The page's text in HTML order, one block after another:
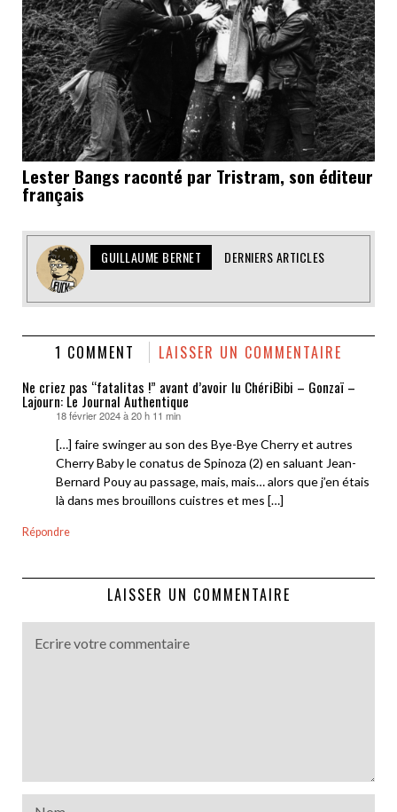
Lester Bangs raconté par Tristram, son éditeur
français
GUILLAUME BERNET DERNIERS ARTICLES
1 COMMENT LAISSER UN COMMENTAIRE
Ne criez pas “fatalitas !” avant d’avoir lu ChériBibi – Gonzaï –
Lajourn: Le Journal Authentique
18 février 2024 à 20 h 11 min
[…] faire swinger au son des Bye-Bye Cherry et autres
Cherry Baby le conatus de Spinoza (2) en saluant Jean-
Bernard Pouy au passage, mais, mais… alors que j’en étais
là dans mes brouillons cuistres et mes […]
Répondre
LAISSER UN COMMENTAIRE